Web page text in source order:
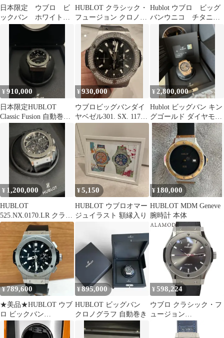
日本限定 ウブロ ビ
ックバン ホワイトジ
HUBLOT クラシック・
フュージョン クロノグ
ラフ チタニウム キング
ゴールド
Hublot ウブロ ビッグ
バンウニコ チタニウ
ムセラミック 交換ベ
ルト赤茶付き
¥910,000
日本限定HUBLOT
Classic Fusion 自動巻き
¥930,000
ウブロビッグバンダイ
ヤベゼル301. SX. 1170.
RX. 1104
¥ 2,800,000
Hublot ビッグバン キン
グゴールド ダイヤモン
ド
¥ 1,200,000
HUBLOT
525.NX.0170.LR クラシ
ック フュージョン
¥5,150
HUBLOT ウブロオマー
ジュイラスト 額縁入り
¥180,000
HUBLOT MDM Geneve
腕時計 本体
¥789,600
★美品★HUBLOT ウブ
ロ ビックバン
301.SX.1170.RX メンズ
¥895,000
HUBLOT ビッグバン
クロノグラフ 自動巻き
¥ 598,224
ウブロ クラシック・フ
ュージョン
511.NX.7071.LR TI/ラバ
ー グレー 自動巻き メ